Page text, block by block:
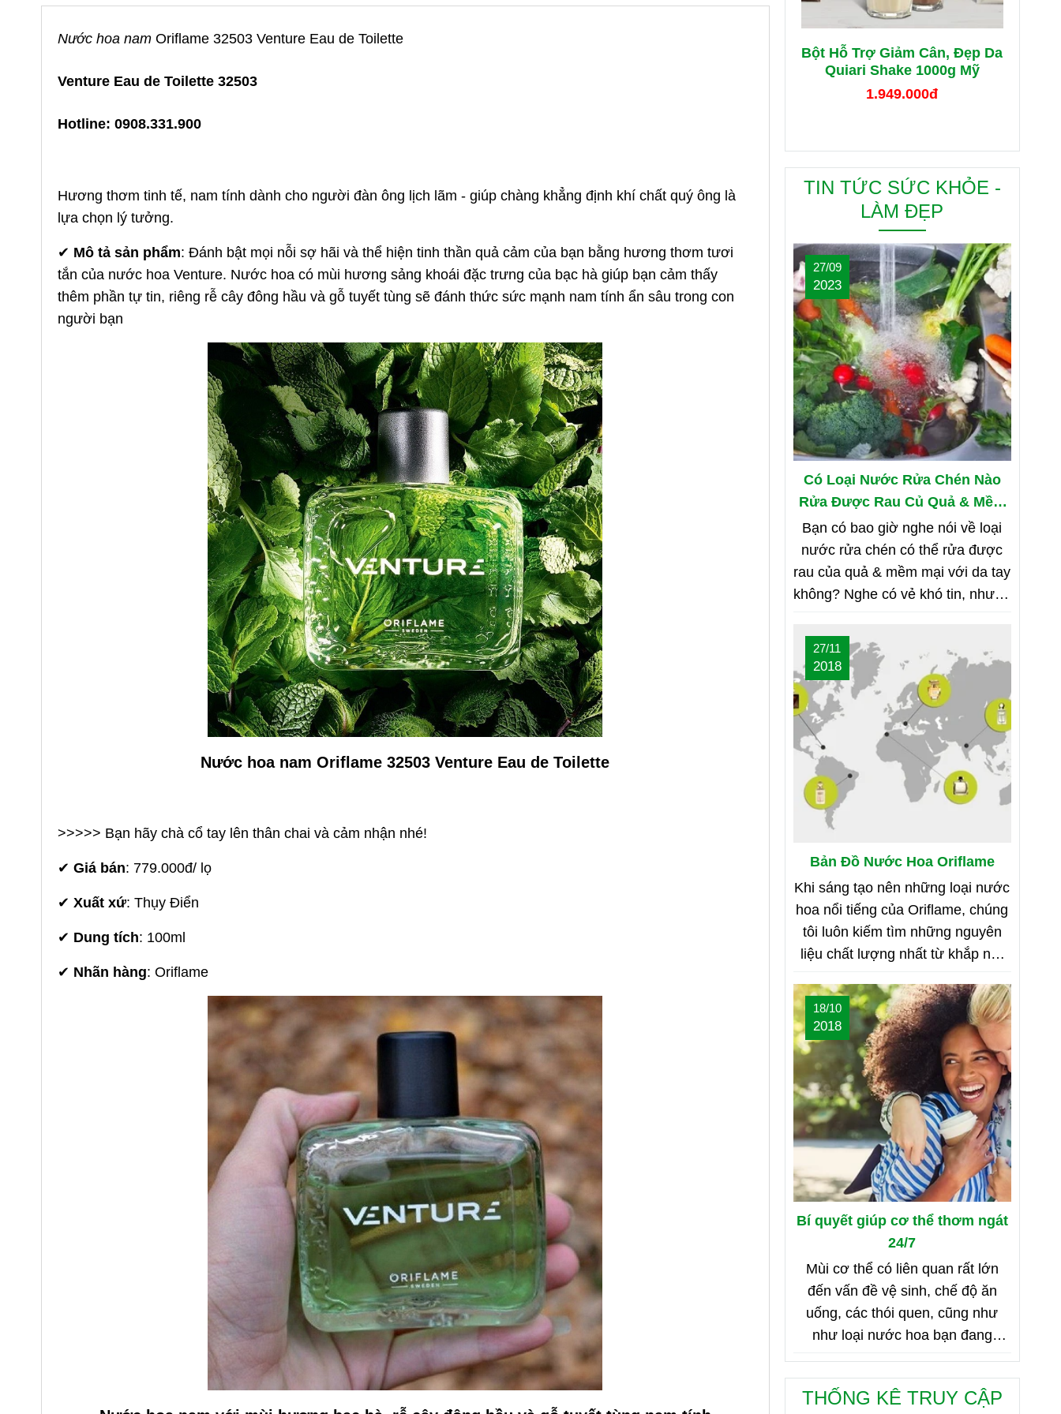
Nước hoa nam Oriflame 32503 Venture Eau de Toilette
Venture Eau de Toilette 32503
Hotline: 0908.331.900
Hương thơm tinh tế, nam tính dành cho người đàn ông lịch lãm - giúp chàng khẳng định khí chất quý ông là
lựa chọn lý tưởng.
✔ Mô tả sản phẩm: Đánh bật mọi nỗi sợ hãi và thể hiện tinh thần quả cảm của bạn bằng hương thơm tươi
tắn của nước hoa Venture. Nước hoa có mùi hương sảng khoái đặc trưng của bạc hà giúp bạn cảm thấy
thêm phần tự tin, riêng rễ cây đông hầu và gỗ tuyết tùng sẽ đánh thức sức mạnh nam tính ẩn sâu trong con
người bạn
Nước hoa nam Oriflame 32503 Venture Eau de Toilette
>>>>> Bạn hãy chà cổ tay lên thân chai và cảm nhận nhé!
✔ Giá bán: 779.000đ/ lọ
✔ Xuất xứ: Thụy Điển
✔ Dung tích: 100ml
✔ Nhãn hàng: Oriflame
Bột Hỗ Trợ Giảm Cân, Đẹp Da
Quiari Shake 1000g Mỹ
1.949.000đ
TIN TỨC SỨC KHỎE -
LÀM ĐẸP
Có Loại Nước Rửa Chén Nào
Rửa Được Rau Củ Quả & Mềm
Mại Với Da Tay?
27/09
2023
Bạn có bao giờ nghe nói về loại
nước rửa chén có thể rửa được
rau của quả & mềm mại với da tay
không? Nghe có vẻ khó tin, nhưng
Bản Đồ Nước Hoa Oriflame
27/11
2018
Khi sáng tạo nên những loại nước
hoa nổi tiếng của Oriflame, chúng
tôi luôn kiếm tìm những nguyên
liệu chất lượng nhất từ khắp nơi
đó là những nơi nào? Vậy hãy
cùng tìm hiểu Bản Đồ Nước Hoa
của Oriflame nhé!
Bí quyết giúp cơ thể thơm ngát
24/7
18/10
2018
Mùi cơ thể có liên quan rất lớn
đến vấn đề vệ sinh, chế độ ăn
uống, các thói quen, cũng như
như loại nước hoa bạn đang
dùng. Bên dưới là 8 mẹo nhỏ giúp
bạn duy trì cơ thể thơm ngát từ
sáng đến tối, từ đầu đến chân.
THỐNG KÊ TRUY CẬP